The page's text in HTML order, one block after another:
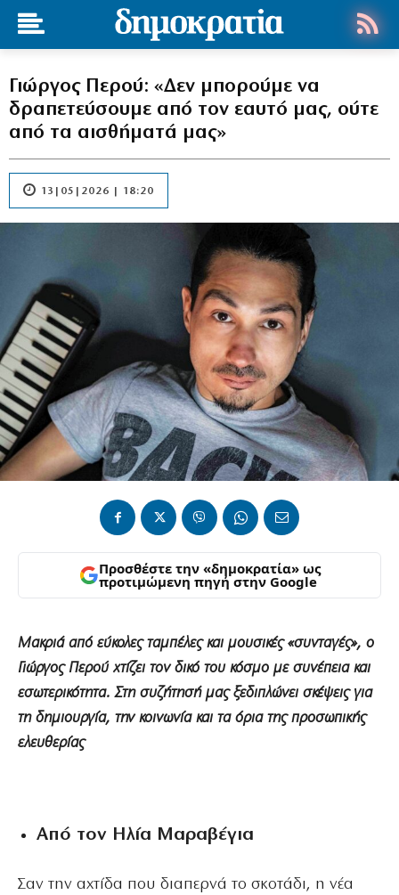
Γιώργος Περού: «Δεν μπορούμε να
δραπετεύσουμε από τον εαυτό μας, ούτε
από τα αισθήματά μας»
13|05|2026 | 18:20
Προσθέστε την «δημοκρατία» ως
προτιμώμενη πηγή στην Google
Μακριά από εύκολες ταμπέλες και μουσικές «συνταγές», ο
Γιώργος Περού χτίζει τον δικό του κόσμο με συνέπεια και
εσωτερικότητα. Στη συζήτησή μας ξεδιπλώνει σκέψεις για
τη δημιουργία, την κοινωνία και τα όρια της προσωπικής
ελευθερίας
Από τον Ηλία Μαραβέγια
Σαν την αχτίδα που διαπερνά το σκοτάδι, η νέα